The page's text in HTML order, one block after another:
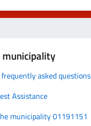
municipality
frequently asked questions
Assistance
municipality 01191151